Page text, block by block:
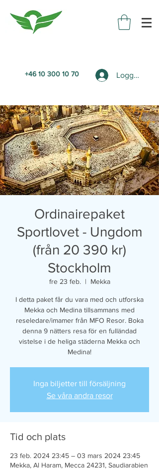
+46 10 300 10 70 Logga in
Ordinairepaket
Sportlovet - Ungdom
(från 20 390 kr)
Stockholm
fre 23 feb.
  |
Mekka
I detta paket får du vara med och utforska
Mekka och Medina tillsammans med
reseledare/imamer från MFO Resor. Boka
denna 9 nätters resa för en fulländad
vistelse i de heliga städerna Mekka och
Medina!
Inga biljetter till försäljning
Se våra andra resor
Tid och plats
23 feb. 2024 23:45 – 03 mars 2024 23:45
Mekka, Al Haram, Mecca 24231, Saudiarabien